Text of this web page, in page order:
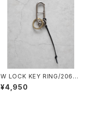
W LOCK KEY RING/2061#
2/ダブルロックキーリング
¥4,950